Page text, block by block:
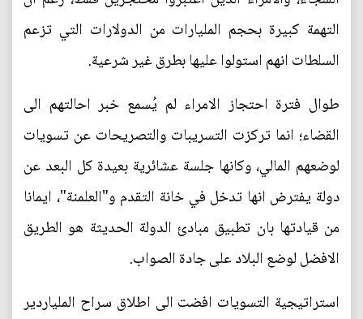
التهمة كبيرة بحجم المليارات من الدولارات التي تزعم
السلطات انهم استولوا عليها بطرق غير شرعية.
طوال فترة احتجاز الامراء لم يُسمع خبر احالتهم الى
القضاء؛ انما تركزت التسريبات والتصريحات عن تسويات
لوضعهم المالي، وكانها جلسة عشائرية بعيدة كل البعد عن
دولة يفترض انها تدخل في خانة التقدم و"العلمنة"، ايمانا
من قيادتها بان تطبيق مبادئ الدولة الحديثة هو الطريق
الافضل لوضع البلاد على جادة الصواب.
استراتيجية التسويات افضت الى اطلاق سراح الملياردير